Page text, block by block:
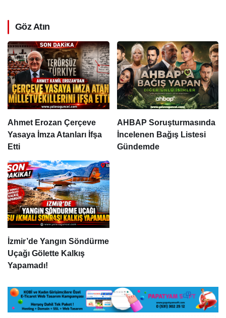
Göz Atın
Ahmet Erozan Çerçeve
Yasaya İmza Atanları İfşa
Etti
AHBAP Soruşturmasında
İncelenen Bağış Listesi
Gündemde
İzmir’de Yangın Söndürme
Uçağı Gölette Kalkış
Yapamadı!